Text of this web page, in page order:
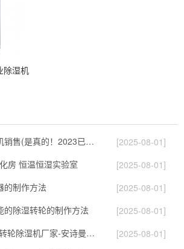
除湿机
南昌新型净化型除湿机销售(是真的！2023已更新)
[2025-08-01]
房 恒温恒湿实验室
[2025-08-01]
的制作方法
[2025-08-01]
的除湿转轮的制作方法
[2025-08-01]
烟台转轮除湿机-小型转轮除湿机厂家-安诗曼除湿通风设备
[2025-08-01]